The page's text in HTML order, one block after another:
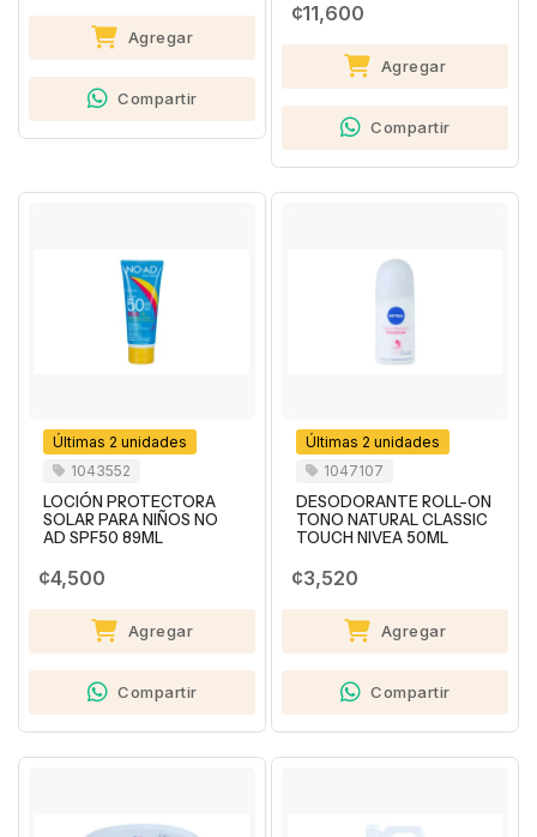
Agregar
Compartir
¢11,600
Agregar
Compartir
Últimas 2 unidades
1043552
LOCIÓN PROTECTORA
SOLAR PARA NIÑOS NO
AD SPF50 89ML
¢4,500
Agregar
Compartir
Últimas 2 unidades
1047107
DESODORANTE ROLL-ON
TONO NATURAL CLASSIC
TOUCH NIVEA 50ML
¢3,520
Agregar
Compartir